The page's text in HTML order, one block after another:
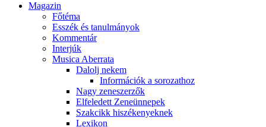
Magazin
Főtéma
Esszék és tanulmányok
Kommentár
Interjúk
Musica Aberrata
Dalolj nekem
Információk a sorozathoz
Nagy zeneszerzők
Elfeledett Zeneünnepek
Szakcikk hiszékenyeknek
Lexikon